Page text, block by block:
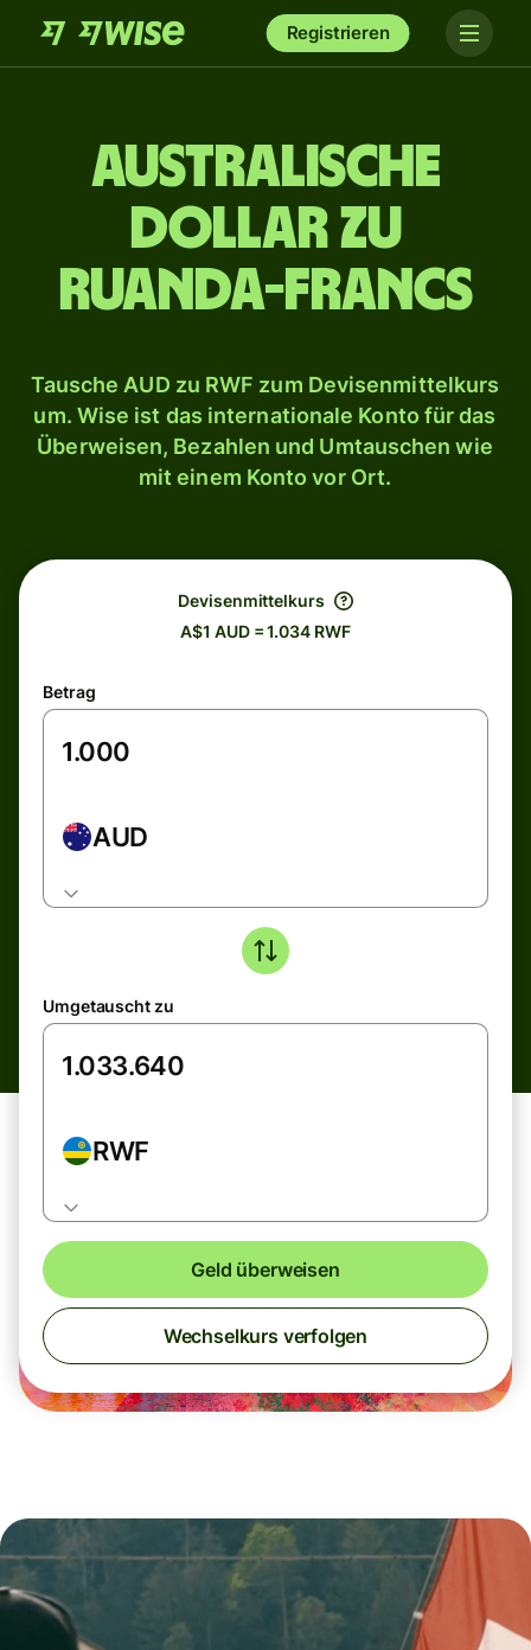
Registrieren
Australische
Dollar zu
Ruanda-Francs
Tausche AUD zu RWF zum Devisenmittelkurs
um. Wise ist das internationale Konto für das
Überweisen, Bezahlen und Umtauschen wie
mit einem Konto vor Ort.
Devisenmittelkurs
A$1 AUD = 1.034 RWF
Betrag
AUD
Umgetauscht zu
RWF
Geld überweisen
Wechselkurs verfolgen